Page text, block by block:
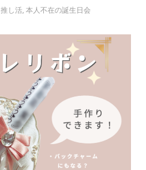
推し活, 本人不在の誕生日会